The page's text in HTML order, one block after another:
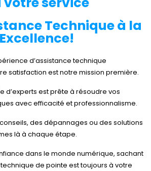
Technique à la
d’assistance technique
satisfaction est notre mission première.
d’experts est prête à résoudre vos
avec efficacité et professionnalisme.
des dépannages ou des solutions
là à chaque étape.
dans le monde numérique, sachant
de pointe est toujours à votre